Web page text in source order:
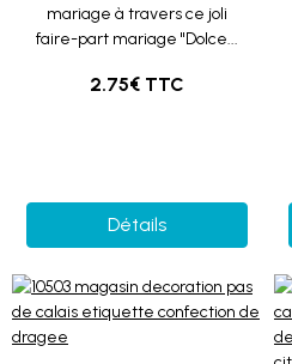
mariage à travers ce joli
faire-part mariage "Dolce...
2.75€ TTC
Détails